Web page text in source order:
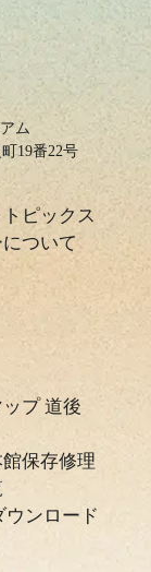
ム
19番22号
ピックス
ついて
プ 道後
保存修理
ウンロード